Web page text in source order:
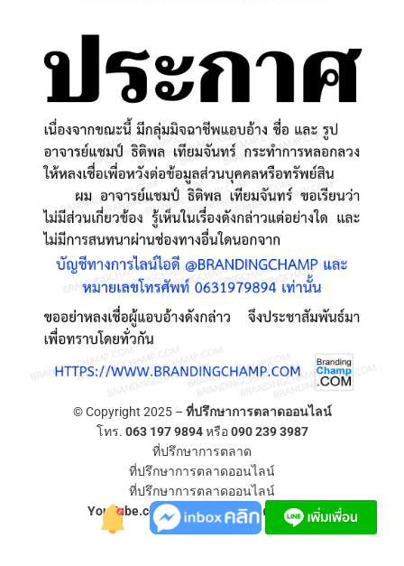
© Copyright 2025 – ที่ปรึกษาการตลาดออนไลน์
โทร. 063 197 9894หรือ090 239 3987
ที่ปรึกษาการตลาด
ที่ปรึกษาการตลาดออนไลน์
ที่ปรึกษาการตลาดออนไลน์
YouTube.com/ที่ปรึกษาการตลาดออนไลน์